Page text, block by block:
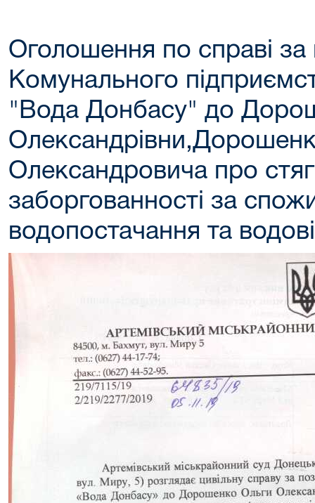
Оголошення по справі
Комунального
"Вода Донбасу" до
Олександровича про
заборгованності за
водопостачання та